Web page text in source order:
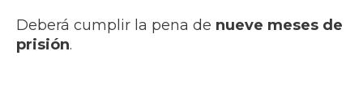
Deberá cumplir la pena de nueve meses de
prisión.